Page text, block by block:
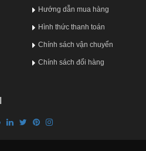
Hướng dẫn mua hàng
Hình thức thanh toán
Chính sách vận chuyển
Chính sách đổi hàng